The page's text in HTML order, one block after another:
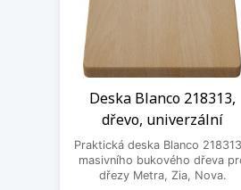
Deska Blanco 218313,
dřevo, univerzální
Praktická deska Blanco
masivního bukového dřeva
dřezy Metra, Zia, Nova.